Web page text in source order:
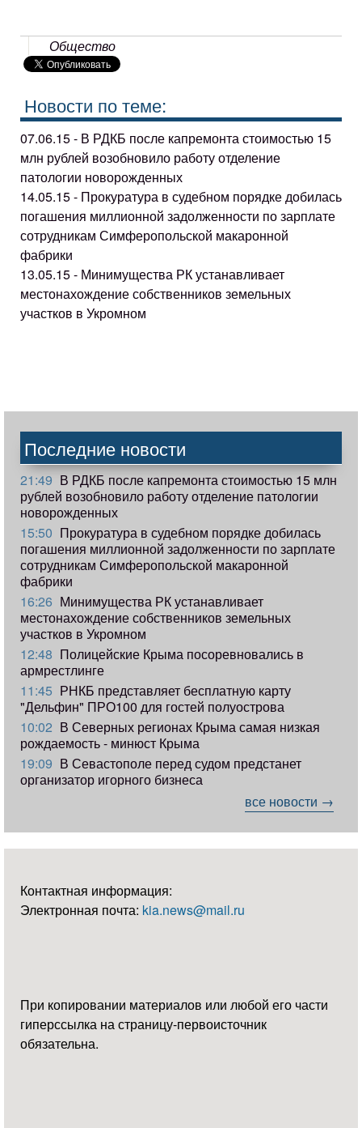
Общество
Новости по теме:
07.06.15 - В РДКБ после капремонта стоимостью 15
млн рублей возобновило работу отделение
патологии новорожденных
14.05.15 - Прокуратура в судебном порядке добилась
погашения миллионной задолженности по зарплате
сотрудникам Симферопольской макаронной
фабрики
13.05.15 - Минимущества РК устанавливает
местонахождение собственников земельных
участков в Укромном
Последние новости
21:49 В РДКБ после капремонта стоимостью 15 млн
рублей возобновило работу отделение патологии
новорожденных
15:50 Прокуратура в судебном порядке добилась
погашения миллионной задолженности по зарплате
сотрудникам Симферопольской макаронной
фабрики
16:26 Минимущества РК устанавливает
местонахождение собственников земельных
участков в Укромном
12:48 Полицейские Крыма посоревновались в
армрестлинге
11:45 РНКБ представляет бесплатную карту
"Дельфин" ПРО100 для гостей полуострова
10:02 В Северных регионах Крыма самая низкая
рождаемость - минюст Крыма
19:09 В Севастополе перед судом предстанет
организатор игорного бизнеса
все новости →
Контактная информация:
Электронная почта: kia.news@mail.ru
При копировании материалов или любой его части
гиперссылка на страницу-первоисточник
обязательна.